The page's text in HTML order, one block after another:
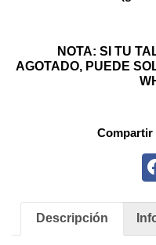
NOTA: SI TU
AGOTADO, PUEDE
Compartir
Descripción